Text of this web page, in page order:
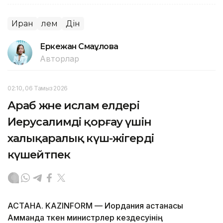
Иран Әлем Дін
Еркежан Смағұлова
Авторлар
02:10, 06 Тамыз 2026
Араб және ислам елдері
Иерусалимді қорғау үшін
халықаралық күш-жігерді
күшейтпек
АСТАНА. KAZINFORM — Иордания астанасы
Амманда өткен министрлер кездесуінің